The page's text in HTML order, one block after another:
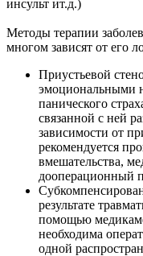
инсульт ит.д.)
Методы терапии
многом зависят от его
Приустьевой
эмоциональными
панического
связанной с ней
зависимости от
рекомендуется
вмешательства,
дооперационный
результате
помощью
необходима
одной